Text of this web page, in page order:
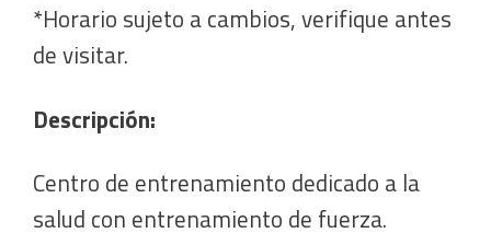
*Horario sujeto a cambios, verifique antes
de visitar.
Descripción:
Centro de entrenamiento dedicado a la
salud con entrenamiento de fuerza.